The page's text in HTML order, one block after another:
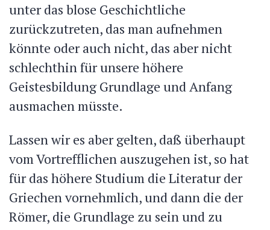
unter das blose Geschichtliche
zurückzutreten, das man aufnehmen
könnte oder auch nicht, das aber nicht
schlechthin für unsere höhere
Geistesbildung Grundlage und Anfang
ausmachen müsste.
Lassen wir es aber gelten, daß überhaupt
vom Vortrefflichen auszugehen ist, so hat
für das höhere Studium die Literatur der
Griechen vornehmlich, und dann die der
Römer, die Grundlage zu sein und zu